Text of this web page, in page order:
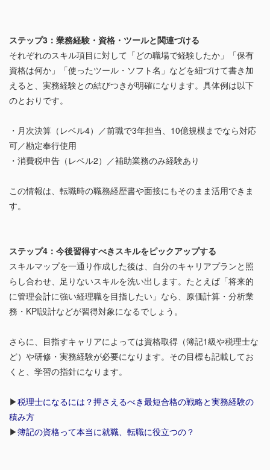
ステップ3：業務経験・資格・ツールと関連づける
それぞれのスキル項目に対して「どの職場で経験したか」「保有
資格は何か」「使ったツール・ソフト名」などを紐づけて書き加
えると、実務経験との結びつきが明確になります。具体例は以下
のとおりです。
・月次決算（レベル4）／前職で3年担当、10億規模までなら対応
可／勘定奉行使用
・消費税申告（レベル2）／補助業務のみ経験あり
この情報は、転職時の職務経歴書や面接にもそのまま活用できま
す。
ステップ4：今後習得すべきスキルをピックアップする
スキルマップを一通り作成した後は、自分のキャリアプランと照
らし合わせ、足りないスキルを洗い出します。たとえば「将来的
に管理会計に強い経理職を目指したい」なら、原価計算・分析業
務・KPI設計などが習得対象になるでしょう。
さらに、目指すキャリアによっては資格取得（簿記1級や税理士な
ど）や研修・実務経験が必要になります。その目標も記載してお
くと、学習の指針になります。
▶︎税理士になるには？押さえるべき最短合格の戦略と実務経験の
積み方
▶︎簿記の資格って本当に就職、転職に役立つの？